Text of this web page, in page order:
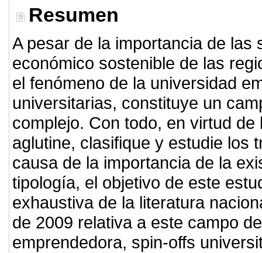
Resumen
A pesar de la importancia de
económico sostenible de las
el fenómeno de la universidad
universitarias, constituye un
complejo. Con todo, en virtud
aglutine, clasifique y estudie los
causa de la importancia de la
tipología, el objetivo de este
exhaustiva de la literatura
de 2009 relativa a este campo
emprendedora, spin-offs